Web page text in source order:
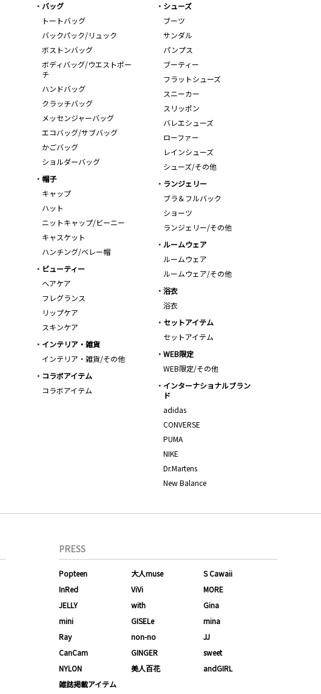
バッグ
トートバッグ
バックパック/リュック
ボストンバッグ
ボディバッグ/ウエストポー
チ
ハンドバッグ
クラッチバッグ
メッセンジャーバッグ
エコバッグ/サブバッグ
かごバッグ
ショルダーバッグ
シューズ
ブーツ
サンダル
パンプス
ブーティー
フラットシューズ
スニーカー
スリッポン
バレエシューズ
ローファー
レインシューズ
シューズ/その他
帽子
キャップ
ハット
ニットキャップ/ビーニー
キャスケット
ハンチング/ベレー帽
ランジェリー
ブラ＆フルバック
ショーツ
ランジェリー/その他
ルームウェア
ルームウェア
ルームウェア/その他
ビューティー
ヘアケア
フレグランス
リップケア
スキンケア
浴衣
浴衣
セットアイテム
セットアイテム
インテリア・雑貨
インテリア・雑貨/その他
WEB限定
WEB限定/その他
コラボアイテム
コラボアイテム
インターナショナルブラン
ド
adidas
CONVERSE
PUMA
NIKE
Dr.Martens
New Balance
PRESS
Popteen 大人muse
S Cawaii
InRed
ViVi
MORE
JELLY
with
Gina
mini
GISELe
mina
Ray
non-no
JJ
CanCam
GINGER
sweet
NYLON
美人百花
andGIRL
雑誌掲載アイテム